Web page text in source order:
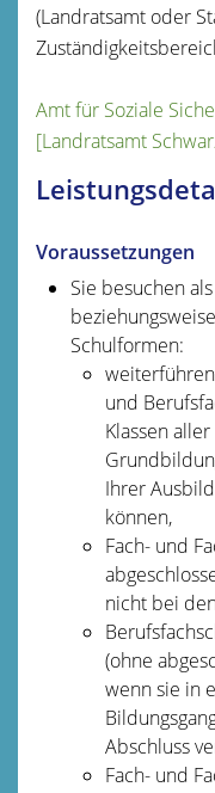
(Landratsamt oder
Amt für Soziale
[Landratsamt
Voraussetzungen
Sie besuchen
Schulformen:
und
Klassen
Ihrer
können,
Fach- und
nicht bei
(ohne
wenn sie in
Abschluss
Fach- und